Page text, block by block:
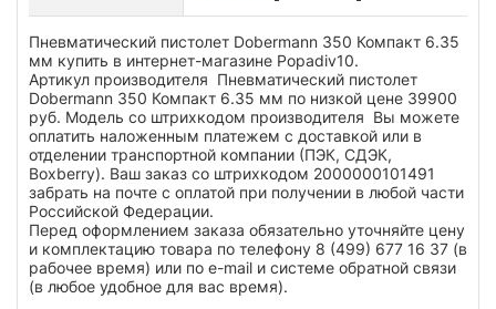
Пневматический пистолет Dobermann 350 Компакт 6.35
мм купить в интернет-магазине Popadiv10.
Артикул производителя Пневматический пистолет
Dobermann 350 Компакт 6.35 мм по низкой цене 39900
руб. Модель со штрихкодом производителя Вы можете
оплатить наложенным платежем с доставкой или в
отделении транспортной компании (ПЭК, СДЭК,
Boxberry). Ваш заказ со штрихкодом 2000000101491
забрать на почте с оплатой при получении в любой части
Российской Федерации.
Перед оформлением заказа обязательно уточняйте цену
и комплектацию товара по телефону 8 (499) 677 16 37 (в
рабочее время) или по e-mail и системе обратной связи
(в любое удобное для вас время).